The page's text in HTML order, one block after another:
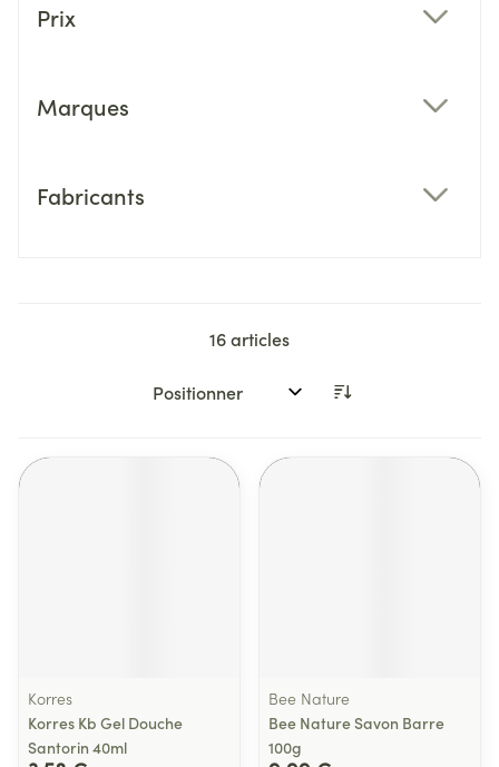
Prix
Marques
Fabricants
16articles
Trier par:
Korres
Korres Kb Gel Douche
Santorin 40ml
Bee Nature
Bee Nature Savon Barre
100g